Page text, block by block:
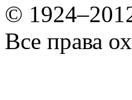
©
Все права